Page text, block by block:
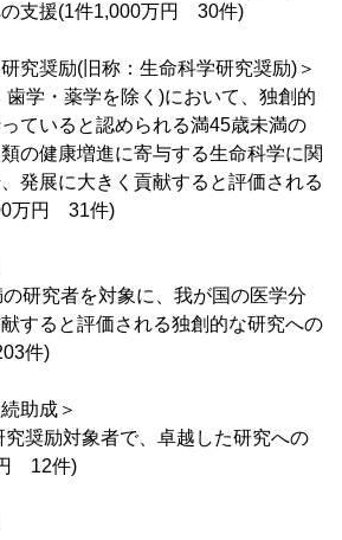
の支援(1件1,000万円 30件)
究奨励(旧称：生命科学研究奨励)＞
学・薬学を除く)において、独創的
ていると認められる満45歳未満の
の健康増進に寄与する生命科学に関
発展に大きく貢献すると評価される
万円 31件)
研究者を対象に、我が国の医学分
すると評価される独創的な研究への
件)
助成＞
奨励対象者で、卓越した研究への
12件)